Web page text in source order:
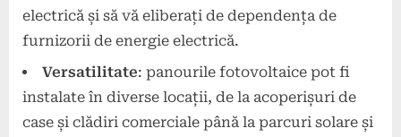
electrică și să vă eliberați de dependența de
furnizorii de energie electrică.
Versatilitate: panourile fotovoltaice pot fi
instalate în diverse locații, de la acoperișuri de
case și clădiri comerciale până la parcuri solare și